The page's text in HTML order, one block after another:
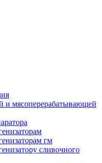
и мясоперерабатывающей
гм
сливочного